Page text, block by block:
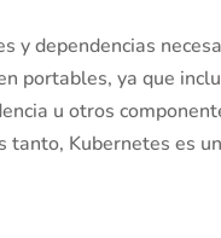
y dependencias
portables, ya que
u otros
Kubernetes es